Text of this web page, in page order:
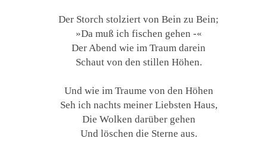
Der Storch stolziert von Bein zu Bein;
»Da muß ich fischen gehen -«
Der Abend wie im Traum darein
Schaut von den stillen Höhen.
Und wie im Traume von den Höhen
Seh ich nachts meiner Liebsten Haus,
Die Wolken darüber gehen
Und löschen die Sterne aus.